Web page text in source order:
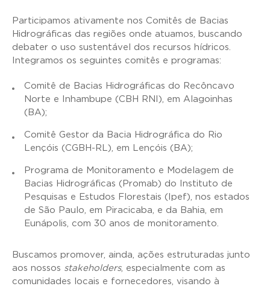
Participamos ativamente nos Comitês de Bacias
Hidrográficas das regiões onde atuamos, buscando
debater o uso sustentável dos recursos hídricos.
Integramos os seguintes comitês e programas:
Comitê de Bacias Hidrográficas do Recôncavo
Norte e Inhambupe (CBH RNI), em Alagoinhas
(BA);
Comitê Gestor da Bacia Hidrográfica do Rio
Lençóis (CGBH-RL), em Lençóis (BA);
Programa de Monitoramento e Modelagem de
Bacias Hidrográficas (Promab) do Instituto de
Pesquisas e Estudos Florestais (Ipef), nos estados
de São Paulo, em Piracicaba, e da Bahia, em
Eunápolis, com 30 anos de monitoramento.
Buscamos promover, ainda, ações estruturadas junto
aos nossos stakeholders, especialmente com as
comunidades locais e fornecedores, visando à